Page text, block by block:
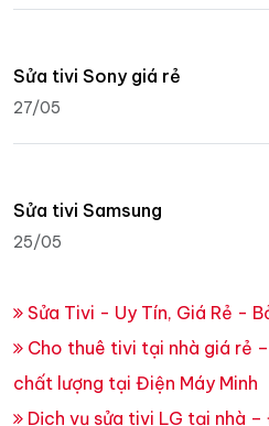
Sửa tivi Sony giá rẻ
27/05
Sửa tivi Samsung
25/05
Sửa Tivi - Uy Tín, Giá Rẻ -
Cho thuê tivi tại nhà giá rẻ
chất lượng tại Điện Máy Minh
Dịch vụ sửa tivi LG tại nhà –